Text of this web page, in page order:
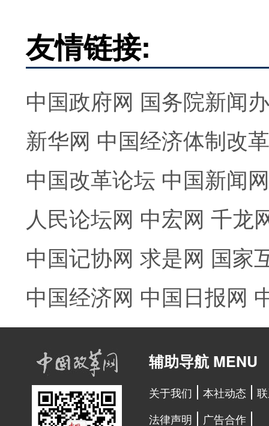
友情链接:
中国政府网 国务院新闻
新华网 中国经济体制改
中国改革论坛 中国新闻网
人民论坛网 中宏网 千龙
中国记协网 求是网 国家
中国经济网 中国日报网
辅助导航 MENU
关于我们 本社动态
法律声明
广告合作